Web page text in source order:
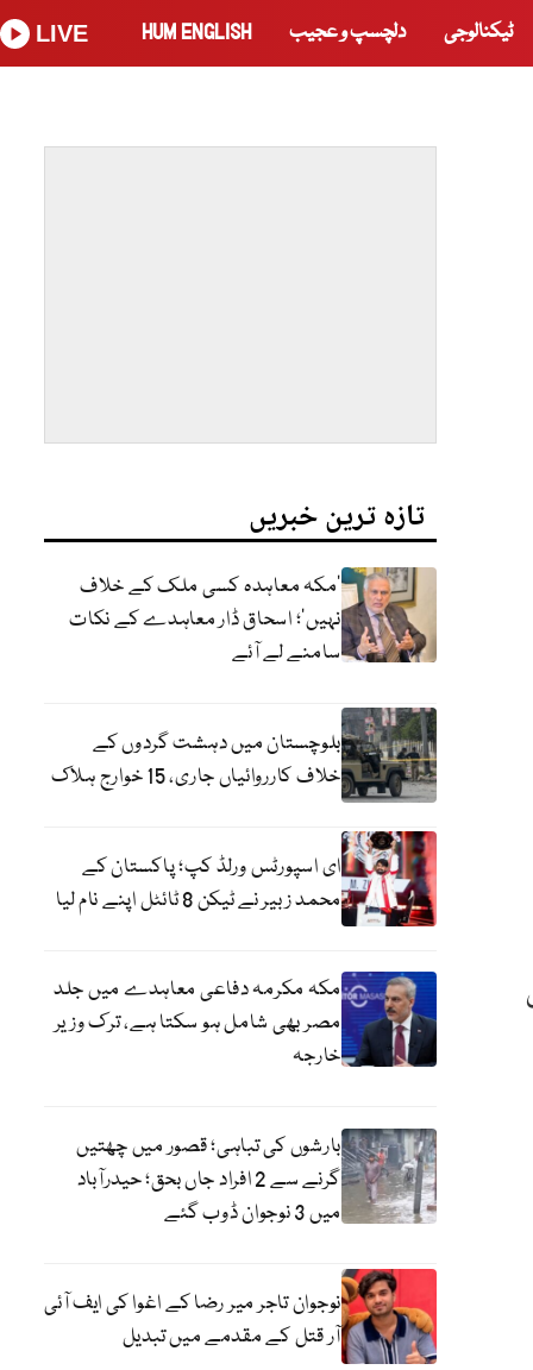
ٹیکنالوجی دلچسپ و عجیب HUM ENGLISH
LIVE
تازہ ترین خبریں
‘مکہ معاہدہ کسی ملک کے خلاف
نہیں’؛ اسحاق ڈار معاہدے کے نکات
سامنے لے آئے
بلوچستان میں دہشت گردوں کے
خلاف کارروائیاں جاری، 15 خوارج ہلاک
ای اسپورٹس ورلڈ کپ؛ پاکستان کے
محمد زبیر نے ٹیکن 8 ٹائٹل اپنے نام لیا
مکہ مکرمہ دفاعی معاہدے میں جلد
مصر بھی شامل ہو سکتا ہے، ترک وزیر
خارجہ
بارشوں کی تباہی؛ قصور میں چھتیں
گرنے سے 2 افراد جاں بحق؛ حیدرآباد
میں 3 نوجوان ڈوب گئے
نوجوان تاجر میر رضا کے اغوا کی ایف آئی
آر قتل کے مقدمے میں تبدیل